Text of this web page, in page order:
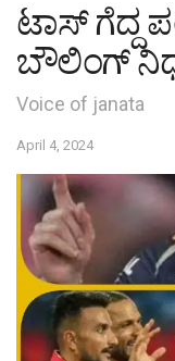
ಟಾಸ್ ಗೆದ್ದ
ಬೌಲಿಂಗ್
Voice of janata
April 4, 2024